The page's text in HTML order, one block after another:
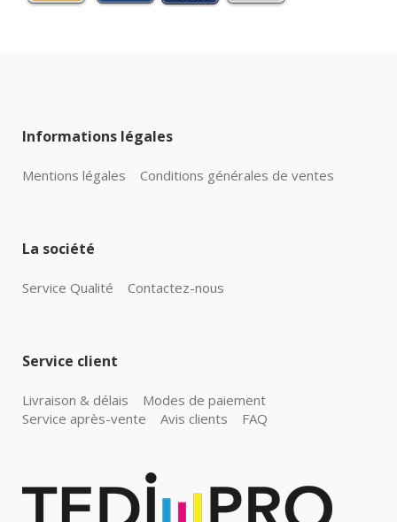
Informations légales
Mentions légales Conditions générales de ventes
La société
Service Qualité Contactez-nous
Service client
Livraison & délais
Modes de paiement
Service après-vente
Avis clients FAQ